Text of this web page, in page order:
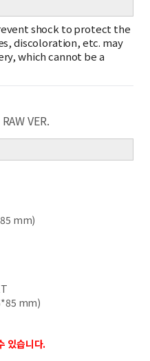
shock to protect the
discoloration, etc. may
which cannot be a
VER.
mm)
mm)
있습니다.